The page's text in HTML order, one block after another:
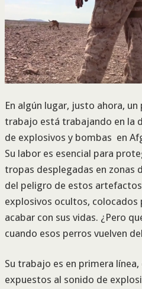
En algún lugar, justo ahora, un
trabajo está trabajando en la
de explosivos y bombas en
Su labor es esencial para
tropas desplegadas en zonas
del peligro de estos artefactos
explosivos ocultos, colocados
acabar con sus vidas. ¿Pero
cuando esos perros vuelven
Su trabajo es en primera línea,
expuestos al sonido de